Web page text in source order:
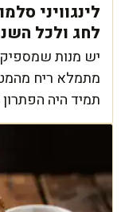
לחג ולכל
יש מנות
מתמלא ריח
תמיד היה